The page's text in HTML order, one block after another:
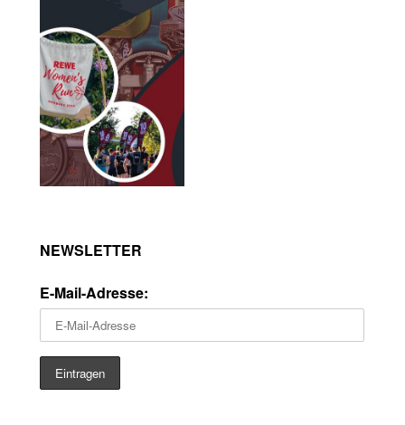
NEWSLETTER
E-Mail-Adresse: